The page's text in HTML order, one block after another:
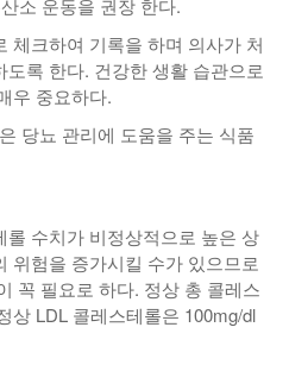
소 운동을 권장 한다.
체크하여 기록을 하며 의사가 처
록 한다. 건강한 생활 습관으로
우 중요하다.
당뇨 관리에 도움을 주는 식품
롤 수치가 비정상적으로 높은 상
위험을 증가시킬 수가 있으므로
꼭 필요로 하다. 정상 총 콜레스
상 LDL 콜레스테롤은 100mg/dl